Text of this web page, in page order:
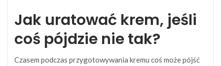
Jak uratować krem, jeśli
coś pójdzie nie tak?
Czasem podczas przygotowywania kremu coś może pójść